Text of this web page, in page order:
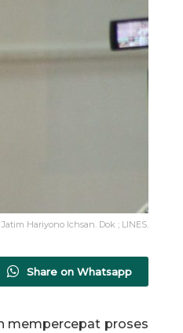
Hariyono Ichsan. Dok ; LINES.
Share on Whatsapp
mempercepat proses